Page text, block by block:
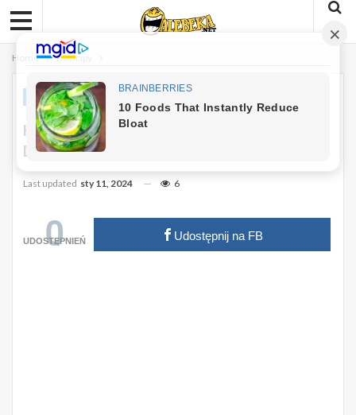
Home Dowcipy
DOWCIPY
Kawał: Siedzi Góral W Lesie Na Pieńku
Drzewa
Last updated sty 11, 2024 6
0
UDOSTĘPNIEŃ Udostępnij na FB